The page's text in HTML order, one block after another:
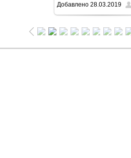
1024x768/ 272.1Kb
Добавлено 28.03.2019